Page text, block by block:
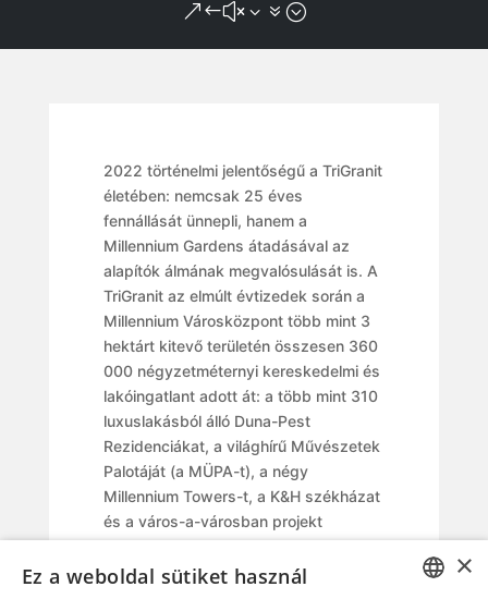
&#x37;
2022 történelmi jelentőségű a TriGranit
életében: nemcsak 25 éves
fennállását ünnepli, hanem a
Millennium Gardens átadásával az
alapítók álmának megvalósulását is. A
TriGranit az elmúlt évtizedek során a
Millennium Városközpont több mint 3
hektárt kitevő területén összesen 360
000 négyzetméternyi kereskedelmi és
lakóingatlant adott át: a több mint 310
luxuslakásból álló Duna-Pest
Rezidenciákat, a világhírű Művészetek
Palotáját (a MÜPA-t), a négy
Millennium Towers-t, a K&H székházat
és a város-a-városban projekt
befejező ékkövét, a Millennium
Gardens-t.
×
Ez a weboldal sütiket használ